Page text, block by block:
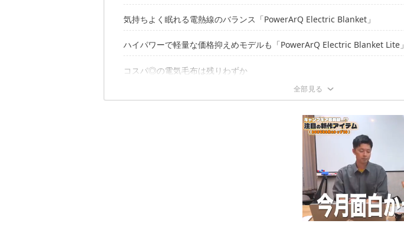
気持ちよく眠れる電熱線のバランス「PowerArQ Electric Blanket」
屋外で使いやすい省エネ設計
タフ＆お手入れ簡単、長く使える
ハイパワーで軽量な価格抑えめモデルも「PowerArQ Electric Blanket Lite」
コスパ◎の電気毛布は残りわずか